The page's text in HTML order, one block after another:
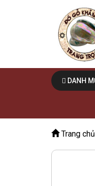
DANH
Trang chủ